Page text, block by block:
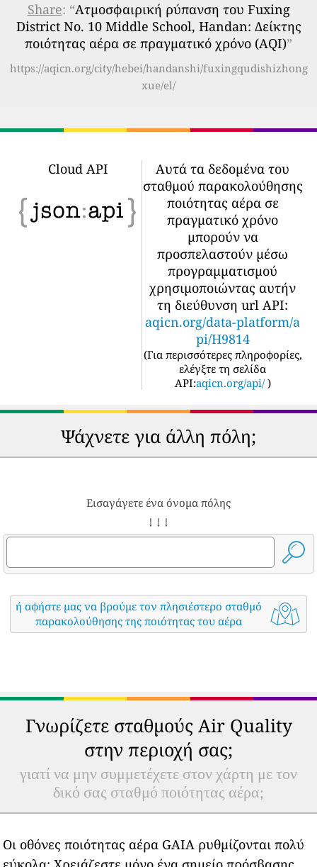
Share: “Ατμοσφαιρική ρύπανση του Fuxing
District No. 10 Middle School, Handan: Δείκτης
ποιότητας αέρα σε πραγματικό χρόνο (AQI)”
https://aqicn.org/city/hebei/handanshi/fuxingqudishizhong
xue/el/
Cloud API
Αυτά τα δεδομένα του
σταθμού παρακολούθησης
ποιότητας αέρα σε
πραγματικό χρόνο
μπορούν να
προσπελαστούν μέσω
προγραμματισμού
χρησιμοποιώντας αυτήν
τη διεύθυνση url API:
aqicn.org/data-platform/a
pi/H9814
(Για περισσότερες πληροφορίες,
ελέγξτε τη σελίδα
API:aqicn.org/api/ )
Ψάχνετε για άλλη πόλη;
Εισαγάγετε ένα όνομα πόλης
↓ ↓ ↓
ή αφήστε μας να βρούμε τον πλησιέστερο σταθμό
παρακολούθησης της ποιότητας του αέρα
Γνωρίζετε σταθμούς Air Quality
στην περιοχή σας;
γιατί να μην συμμετέχετε στον χάρτη με τον
δικό σας σταθμό ποιότητας αέρα;
Οι οθόνες ποιότητας αέρα GAIA ρυθμίζονται πολύ